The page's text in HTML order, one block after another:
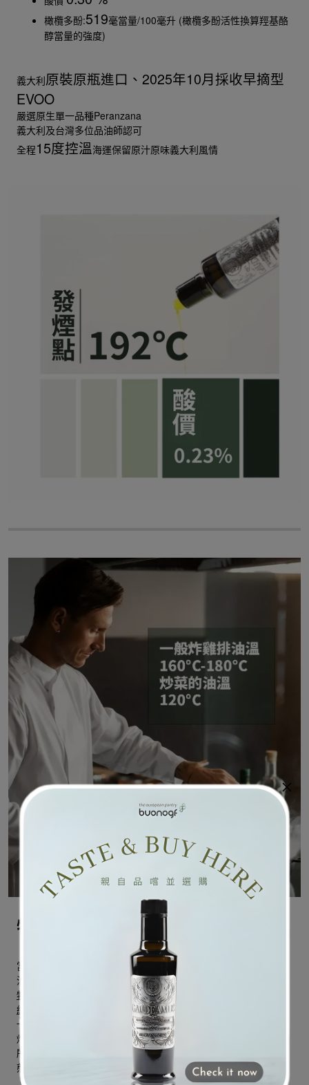
橄欖多酚:519毫當量/100毫升 (橄欖多酚活性換算羥基酪
醇當量的強度)
義大利原裝原瓶進口、2025年10月採收早摘型
EVOO
嚴選原生單一品種Peranzana
義大利及台灣多位品油師認可
全程15度控溫海運保留原汁原味義大利風情
特級冷壓初榨橄欖油 可以炒菜嗎？
當然可以
油是否能加熱取決於發煙點
特級冷壓初榨橄欖油的發煙點
約為190 ℃~200 ℃
一般炸雞排的油溫要160度到180度
炒菜的油溫大約是120度
所以只要溫度適宜
煎煮炒炸都非常適合喔！